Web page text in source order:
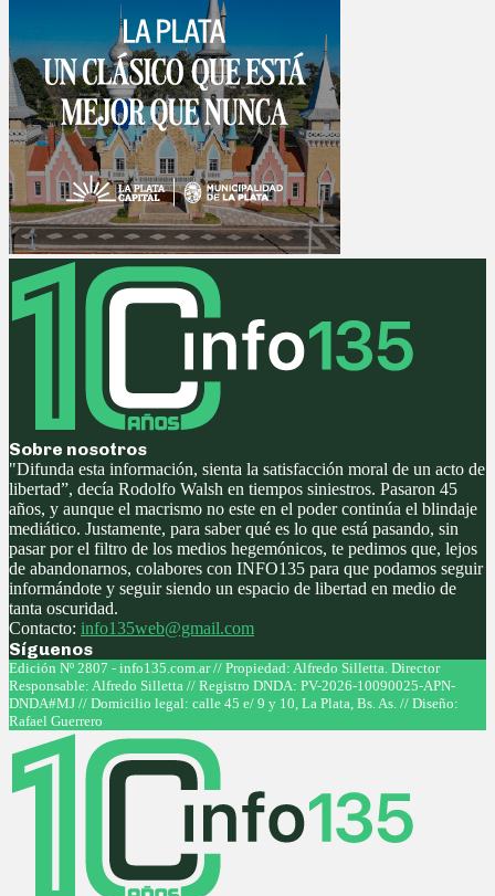
Sobre nosotros
"Difunda esta información, sienta la satisfacción moral de un acto de
libertad”, decía Rodolfo Walsh en tiempos siniestros. Pasaron 45
años, y aunque el macrismo no este en el poder continúa el blindaje
mediático. Justamente, para saber qué es lo que está pasando, sin
pasar por el filtro de los medios hegemónicos, te pedimos que, lejos
de abandonarnos, colabores con INFO135 para que podamos seguir
informándote y seguir siendo un espacio de libertad en medio de
tanta oscuridad.
Contacto: info135web@gmail.com
Síguenos
Facebook
Twitter
Instagram
Youtube
Edición Nº 2807 - info135.com.ar // Propiedad: Alfredo Silletta. Director
Responsable: Alfredo Silletta // Registro DNDA: PV-2026-10090025-APN-
DNDA#MJ // Domicilio legal: calle 45 e/ 9 y 10, La Plata, Bs. As. // Diseño:
Rafael Guerrero